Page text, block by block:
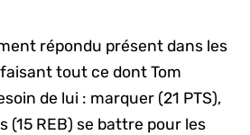
répondu présent dans les
tout ce dont Tom
de lui : marquer (21 PTS),
(15 REB) se battre pour les